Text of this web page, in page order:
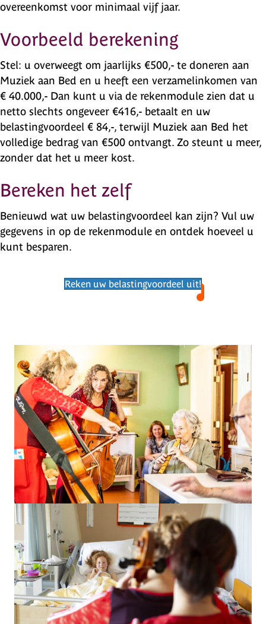
overeenkomst voor minimaal vijf jaar.
Voorbeeld berekening
Stel: u overweegt om jaarlijks €500,- te doneren aan
Muziek aan Bed en u heeft een verzamelinkomen van
€ 40.000,- Dan kunt u via de rekenmodule zien dat u
netto slechts ongeveer €416,- betaalt en uw
belastingvoordeel € 84,-, terwijl Muziek aan Bed het
volledige bedrag van €500 ontvangt. Zo steunt u meer,
zonder dat het u meer kost.
Bereken het zelf
Benieuwd wat uw belastingvoordeel kan zijn? Vul uw
gegevens in op de rekenmodule en ontdek hoeveel u
kunt besparen.
Reken uw belastingvoordeel uit!